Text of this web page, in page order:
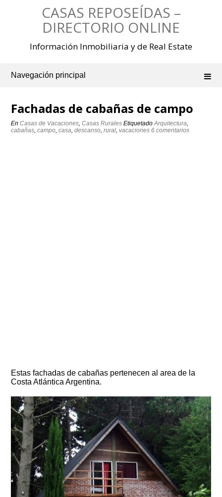
CASAS REPOSEÍDAS –
DIRECTORIO ONLINE
Información Inmobiliaria y de Real Estate
Navegación principal
Fachadas de cabañas de campo
EnCasas de Vacaciones,Casas Rurales EtiquetadoArquitectura,
cabañas,campo,casa,descanso,rural,vacaciones 6 comentarios
Estas fachadas de cabañas pertenecen al area de la
Costa Atlántica Argentina.